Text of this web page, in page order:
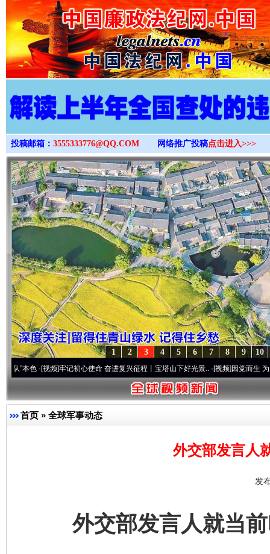
>
投稿邮箱： 3555333776@QQ.COM 网络推广投稿点击进入>>>
10
9
8
7
6
5
4
3
2
1
·[视频]牢记初心使命 奋进复兴征程丨宝塔山下好光景..·[视频]因党而生 为党而战
首页 » 全球军事动态
外交部发言人
发
外交部发言人就当前